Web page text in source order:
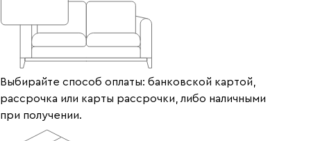
Выбирайте способ оплаты: банковской картой,
рассрочка или карты рассрочки, либо наличными
при получении.